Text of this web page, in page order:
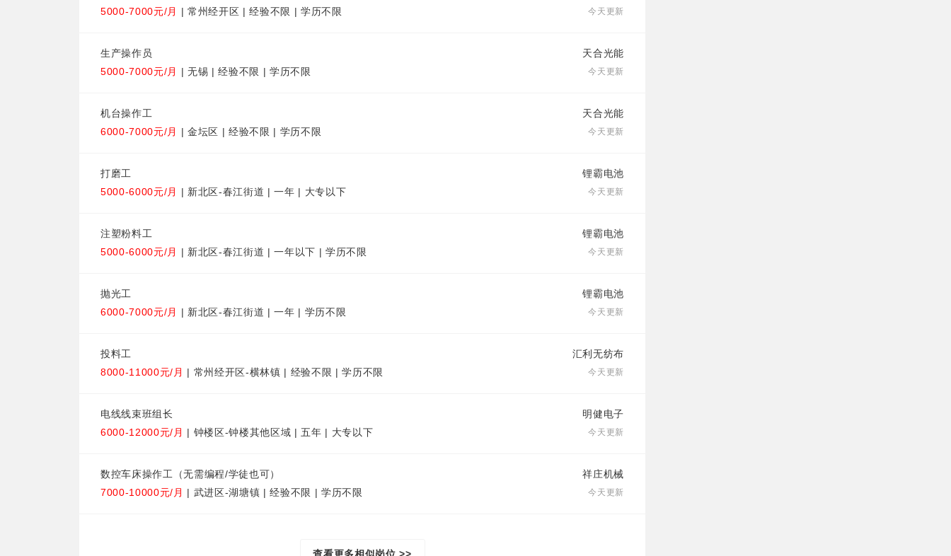
今天更新
5000-7000元/月 | 常州经开区 | 经验不限 | 学历不限
天合光能
生产操作员
今天更新
5000-7000元/月 | 无锡 | 经验不限 | 学历不限
天合光能
机台操作工
今天更新
6000-7000元/月 | 金坛区 | 经验不限 | 学历不限
锂霸电池
打磨工
今天更新
5000-6000元/月 | 新北区-春江街道 | 一年 | 大专以下
锂霸电池
注塑粉料工
今天更新
5000-6000元/月 | 新北区-春江街道 | 一年以下 | 学历不限
锂霸电池
抛光工
今天更新
6000-7000元/月 | 新北区-春江街道 | 一年 | 学历不限
汇利无纺布
投料工
今天更新
8000-11000元/月 | 常州经开区-横林镇 | 经验不限 | 学历不限
明健电子
电线线束班组长
今天更新
6000-12000元/月 | 钟楼区-钟楼其他区域 | 五年 | 大专以下
祥庄机械
数控车床操作工（无需编程/学徒也可）
今天更新
7000-10000元/月 | 武进区-湖塘镇 | 经验不限 | 学历不限